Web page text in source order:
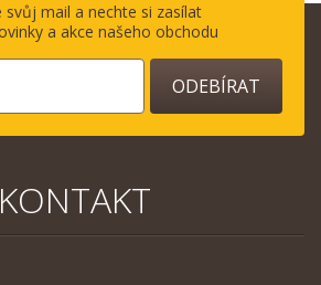
svůj mail a nechte si zasílat
a akce našeho obchodu
ODEBÍRAT
KONTAKT